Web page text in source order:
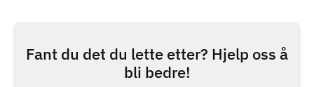
Fant du det du lette etter? Hjelp oss å
bli bedre!